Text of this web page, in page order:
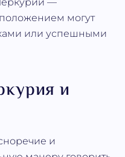
могут
или успешными
и
и